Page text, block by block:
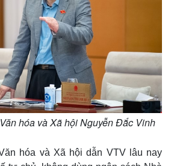
hóa và Xã hội Nguyễn Đắc Vinh
hóa và Xã hội dẫn VTV lâu nay